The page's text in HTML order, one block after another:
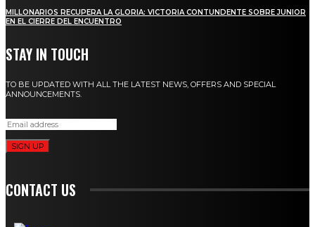
MILLONARIOS RECUPERA LA GLORIA: VICTORIA CONTUNDENTE SOBRE JUNIOR
EN EL CIERRE DEL ENCUENTRO
STAY IN TOUCH
TO BE UPDATED WITH ALL THE LATEST NEWS, OFFERS AND SPECIAL
ANNOUNCEMENTS.
SIGN UP
CONTACT US